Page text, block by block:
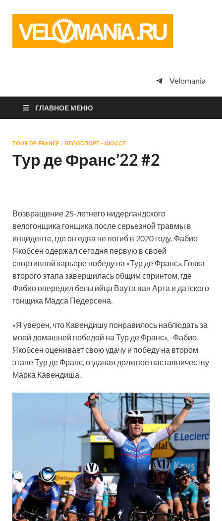
просто
Velomania
ГЛАВНОЕ МЕНЮ
TOUR DE FRANCE / ВЕЛОСПОРТ - ШОССЕ
Тур де Франс’22 #2
Возвращение 25-летнего нидерландского
велогонщика гонщика после серьезной травмы в
инциденте, где он едва не погиб в 2020 году. Фабио
Якобсен одержал сегодня первую в своей
спортивной карьере победу на «Тур де Франс». Гонка
второго этапа завершилась общим спринтом, где
Фабио опередил бельгийца Ваута ван Арта и датского
гонщика Мадса Педерсена.
«Я уверен, что Кавендишу понравилось наблюдать за
моей домашней победой на Тур де Франс», -Фабио
Якобсен оценивает свою удачу и победу на втором
этапе Тур де Франс, отдавая должное наставничеству
Марка Кавендиша.